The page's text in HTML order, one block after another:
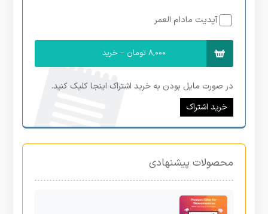
آپدیت مادام العمر
8,000 تومان – خرید
در صورت مایل بودن به خرید اشتراک اینجا کلیک کنید.
خرید اشتراک
محصولات پیشنهادی